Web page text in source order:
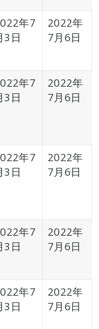
年7
3日
2022年
7月6日
年7
3日
2022年
7月6日
年7
3日
2022年
7月6日
年7
3日
2022年
7月6日
年7
3日
2022年
7月6日